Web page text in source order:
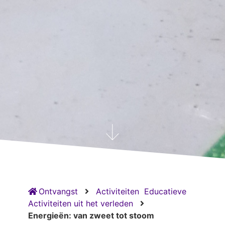
Ontvangst Activiteiten Educatieve
Activiteiten uit het verleden
Energieën: van zweet tot stoom